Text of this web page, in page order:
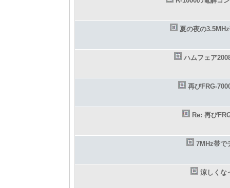
夏の夜の
ハムフェア
再びFRG-
Re: 再び
7MHz帯で
涼しくな